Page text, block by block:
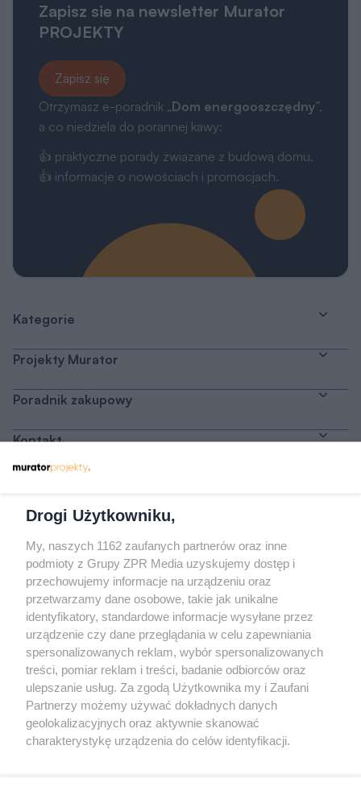
Zapisz sie na newsletter Murator
PROJEKTY
Zapisz się
Otrzymasz e-poradnik „Dom energooszczędny”,
a co niedziela do porannej kawy:
👍 praktyczne porady związane z budową domu,
👍 informacje o nowościach i promocjach.
Kategorie
Projekty Murator
Poradnik zakupowy
Kontakt
Odwiedź grupę na Facebooku
Gdybym budował drugi raz - mądry Polak
przed budową
Forum Muratora
Drogi Użytkowniku,
My, naszych 1162 zaufanych partnerów oraz inne
podmioty z Grupy ZPR Media uzyskujemy dostęp i
przechowujemy informacje na urządzeniu oraz
przetwarzamy dane osobowe, takie jak unikalne
identyfikatory, standardowe informacje wysyłane przez
urządzenie czy dane przeglądania w celu zapewniania
spersonalizowanych reklam, wybór spersonalizowanych
treści, pomiar reklam i treści, badanie odbiorców oraz
ulepszanie usług. Za zgodą Użytkownika my i Zaufani
Partnerzy możemy używać dokładnych danych
geolokalizacyjnych oraz aktywnie skanować
charakterystykę urządzenia do celów identyfikacji.